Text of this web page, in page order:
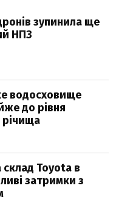
зупинила ще
НПЗ
водосховище
до рівня
Toyota в
затримки з